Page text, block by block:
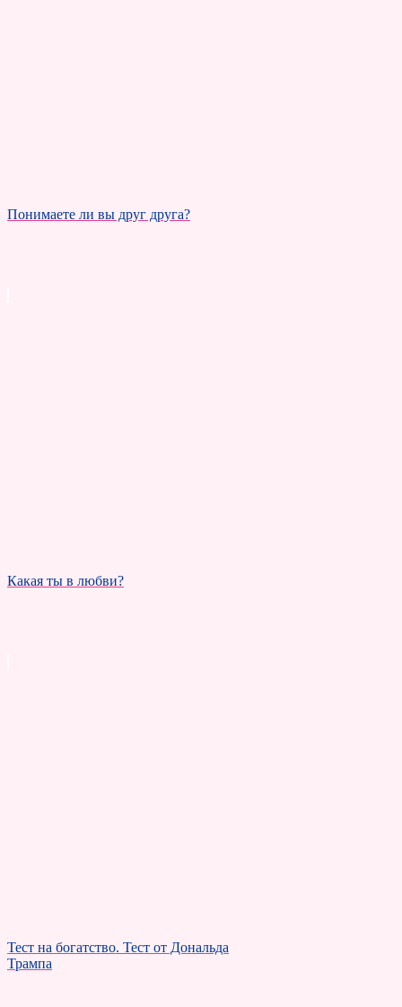
Понимаете ли вы друг друга?
Какая ты в любви?
Тест на богатство. Тест от Дональда
Трампа